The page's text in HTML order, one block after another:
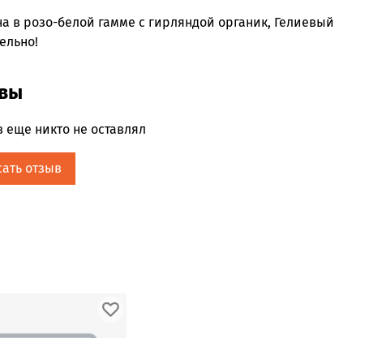
в розо-белой гамме с гирляндой органик, Гелиевый
еще никто не оставлял
отзыв